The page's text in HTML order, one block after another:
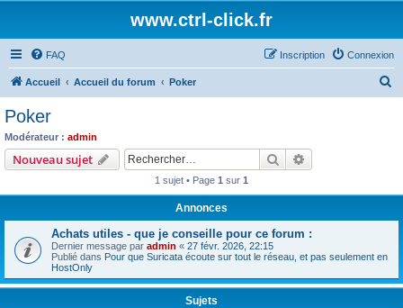
www.ctrl-click.fr
FAQ Connexion
Inscription
Accueil Accueil du forum Poker
Poker
Modérateur : admin
Nouveau sujet Rechercher
1 sujet • Page 1 sur 1
Annonces
Achats utiles - que je conseille pour ce forum :
Dernier message par admin « 27 févr. 2026, 22:15
Publié dans Pour que Suricata écoute sur tout le réseau, et pas seulement en
HostOnly
Sujets